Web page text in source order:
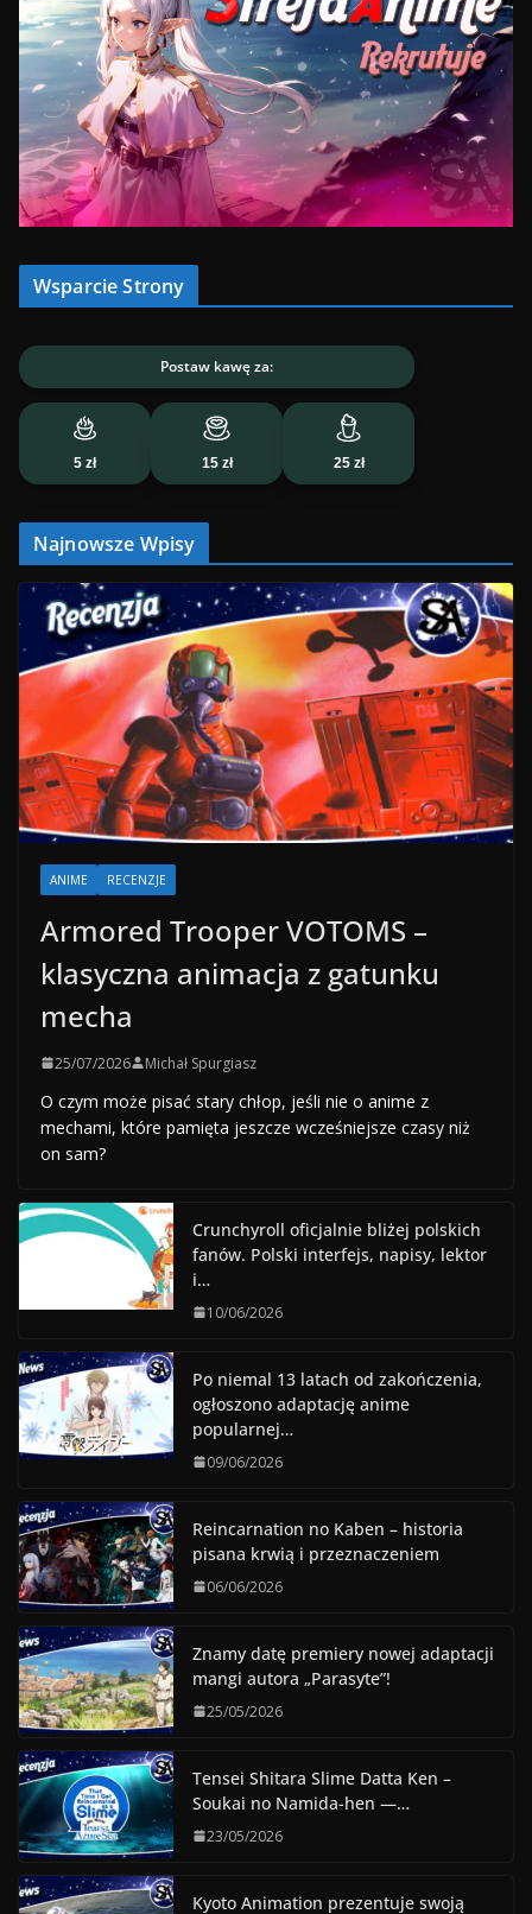
Wsparcie Strony
Postaw kawę za:
5 zł 15 zł 25 zł
Najnowsze Wpisy
ANIME RECENZJE
Armored Trooper VOTOMS –
klasyczna animacja z gatunku
mecha
25/07/2026 Michał Spurgiasz
O czym może pisać stary chłop, jeśli nie o anime z
mechami, które pamięta jeszcze wcześniejsze czasy niż
on sam?
Crunchyroll oficjalnie bliżej polskich
fanów. Polski interfejs, napisy, lektor
i…
10/06/2026
Po niemal 13 latach od zakończenia,
ogłoszono adaptację anime
popularnej…
09/06/2026
Reincarnation no Kaben – historia
pisana krwią i przeznaczeniem
06/06/2026
Znamy datę premiery nowej adaptacji
mangi autora „Parasyte”!
25/05/2026
Tensei Shitara Slime Datta Ken –
Soukai no Namida-hen —…
23/05/2026
Kyoto Animation prezentuje swoją